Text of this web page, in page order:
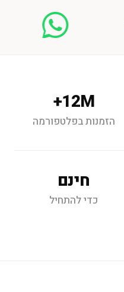
12M+
הזמנות בפלטפורמה
חינם
כדי להתחיל